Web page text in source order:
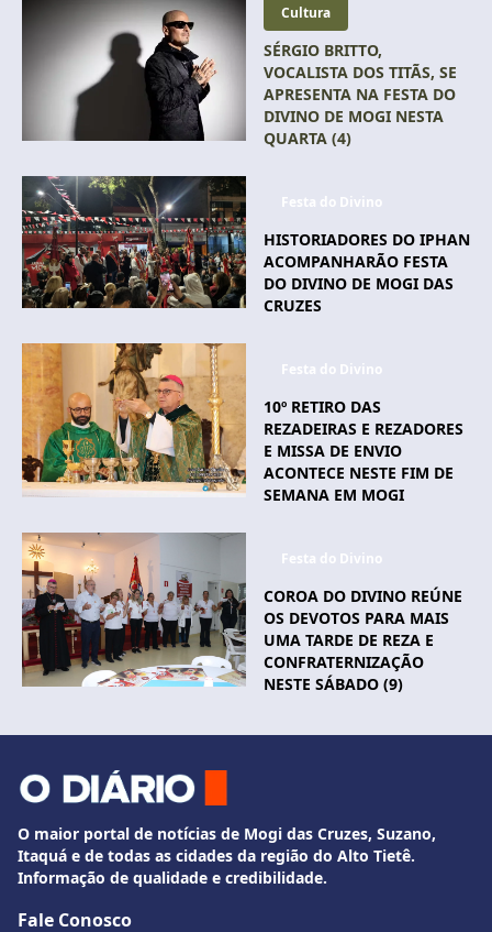
Cultura
SÉRGIO BRITTO,
VOCALISTA DOS TITÃS, SE
APRESENTA NA FESTA DO
DIVINO DE MOGI NESTA
QUARTA (4)
Festa do Divino
HISTORIADORES DO IPHAN
ACOMPANHARÃO FESTA
DO DIVINO DE MOGI DAS
CRUZES
Festa do Divino
10º RETIRO DAS
REZADEIRAS E REZADORES
E MISSA DE ENVIO
ACONTECE NESTE FIM DE
SEMANA EM MOGI
Festa do Divino
COROA DO DIVINO REÚNE
OS DEVOTOS PARA MAIS
UMA TARDE DE REZA E
CONFRATERNIZAÇÃO
NESTE SÁBADO (9)
O maior portal de notícias de Mogi das Cruzes, Suzano,
Itaquá e de todas as cidades da região do Alto Tietê.
Informação de qualidade e credibilidade.
Fale Conosco